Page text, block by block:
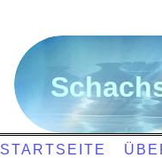
S
STARTSEITE